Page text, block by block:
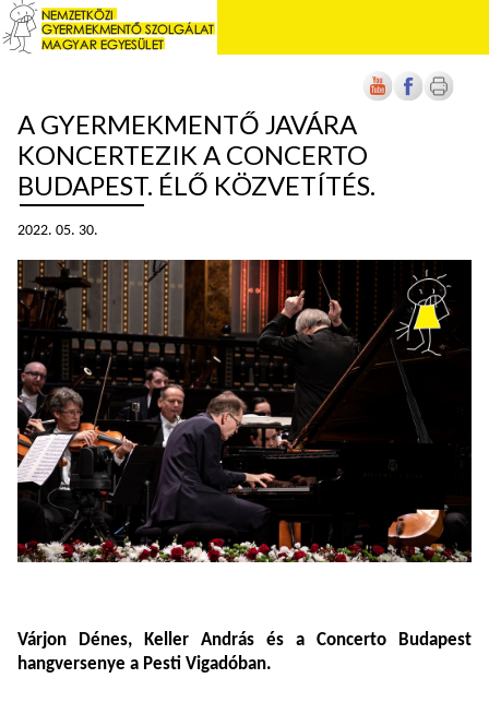
A GYERMEKMENTŐ JAVÁRA
KONCERTEZIK A CONCERTO
BUDAPEST. ÉLŐ KÖZVETÍTÉS.
2022. 05. 30.
Várjon Dénes, Keller András és a Concerto Budapest
hangversenye a Pesti Vigadóban.